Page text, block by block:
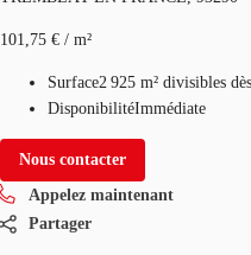
101,75 € / m²
Surface2 925 m² divisibles
DisponibilitéImmédiate
Nous contacter
Appelez maintenant
Partager